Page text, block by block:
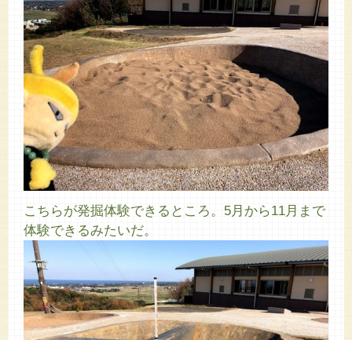
こちらが発掘体験できるところ。5月から11月まで
体験できるみたいだ。